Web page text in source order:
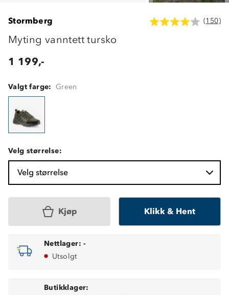
Stormberg (150)
Myting vanntett tursko
1 199,-
Valgt farge: Green
Velg størrelse:
Velg størrelse
Kjøp Klikk & Hent
Nettlager: -
Utsolgt
Butikklager: